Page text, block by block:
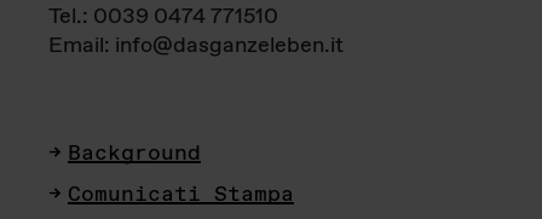
Tel.: 0039 0474 771510
Email: info@dasganzeleben.it
Background
Comunicati Stampa